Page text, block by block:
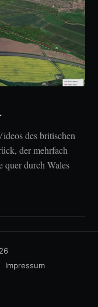
des britischen
der mehrfach
quer durch Wales
Impressum